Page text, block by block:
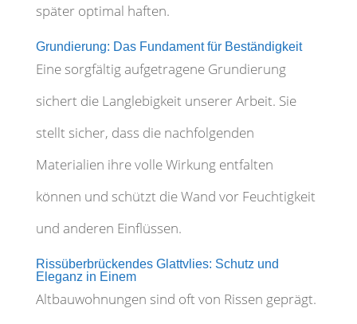
später optimal haften.
Grundierung: Das Fundament für Beständigkeit
Eine sorgfältig aufgetragene Grundierung
sichert die Langlebigkeit unserer Arbeit. Sie
stellt sicher, dass die nachfolgenden
Materialien ihre volle Wirkung entfalten
können und schützt die Wand vor Feuchtigkeit
und anderen Einflüssen.
Rissüberbrückendes Glattvlies: Schutz und
Eleganz in Einem
Altbauwohnungen sind oft von Rissen geprägt.